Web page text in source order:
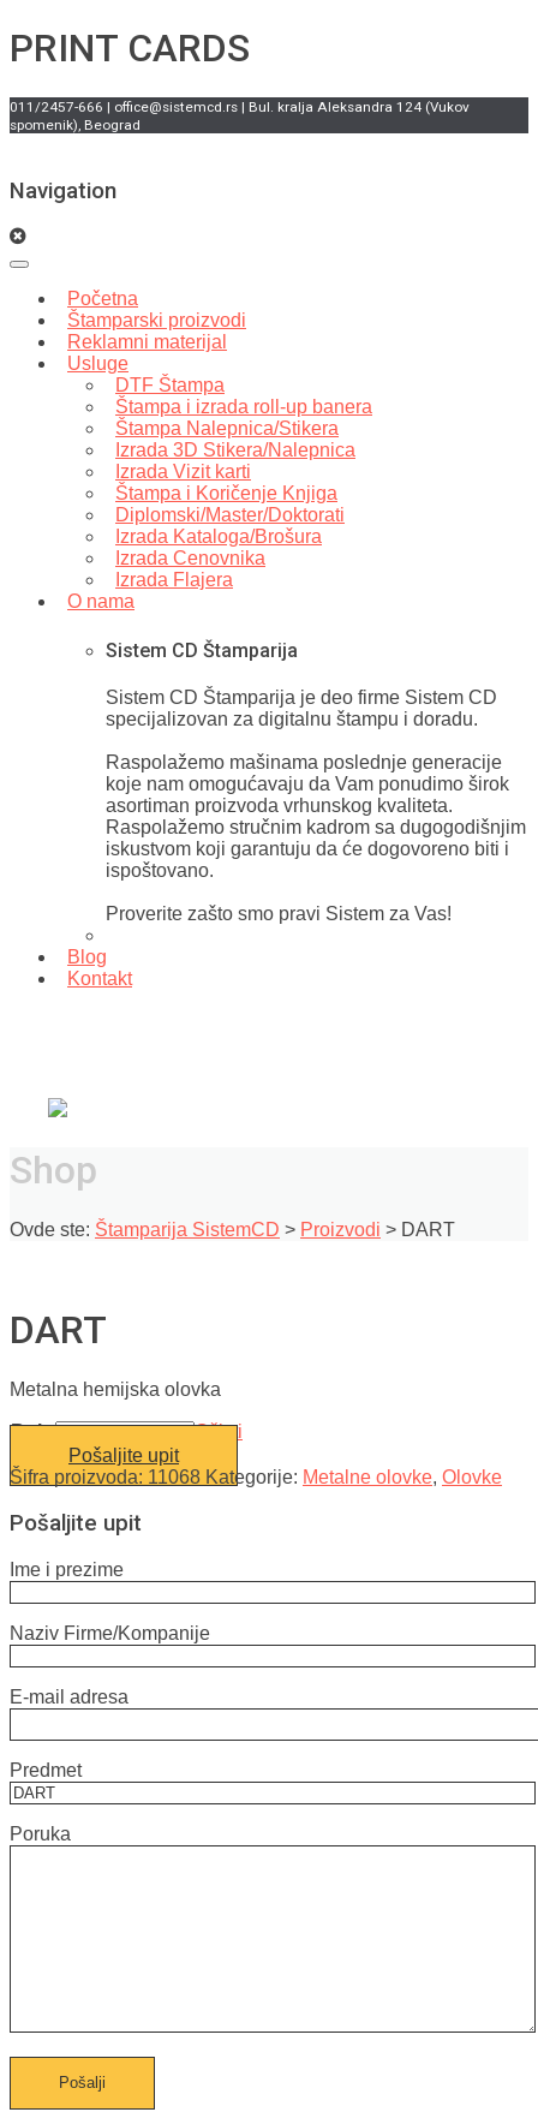
PRINT CARDS
011/2457-666 | office@sistemcd.rs | Bul. kralja Aleksandra 124 (Vukov
spomenik), Beograd
Navigation
Početna
Štamparski proizvodi
Reklamni materijal
Usluge
DTF Štampa
Štampa i izrada roll-up banera
Štampa Nalepnica/Stikera
Izrada 3D Stikera/Nalepnica
Izrada Vizit karti
Štampa i Koričenje Knjiga
Diplomski/Master/Doktorati
Izrada Kataloga/Brošura
Izrada Cenovnika
Izrada Flajera
O nama
Sistem CD Štamparija
Sistem CD Štamparija je deo firme Sistem CD
specijalizovan za digitalnu štampu i doradu.
Raspolažemo mašinama poslednje generacije
koje nam omogućavaju da Vam ponudimo širok
asortiman proizvoda vrhunskog kvaliteta.
Raspolažemo stručnim kadrom sa dugogodišnjim
iskustvom koji garantuju da će dogovoreno biti i
ispoštovano.
Proverite zašto smo pravi Sistem za Vas!
Blog
Kontakt
Shop
Ovde ste: Štamparija SistemCD > Proizvodi > DART
DART
Metalna hemijska olovka
Boja
Očisti
Pošaljite upit
Šifra proizvoda: 11068 Kategorije: Metalne olovke, Olovke
Pošaljite upit
Ime i prezime
Naziv Firme/Kompanije
E-mail adresa
Predmet
Poruka